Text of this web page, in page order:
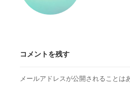
シ
ン
コメントを残す
メールアドレスが公開されることは